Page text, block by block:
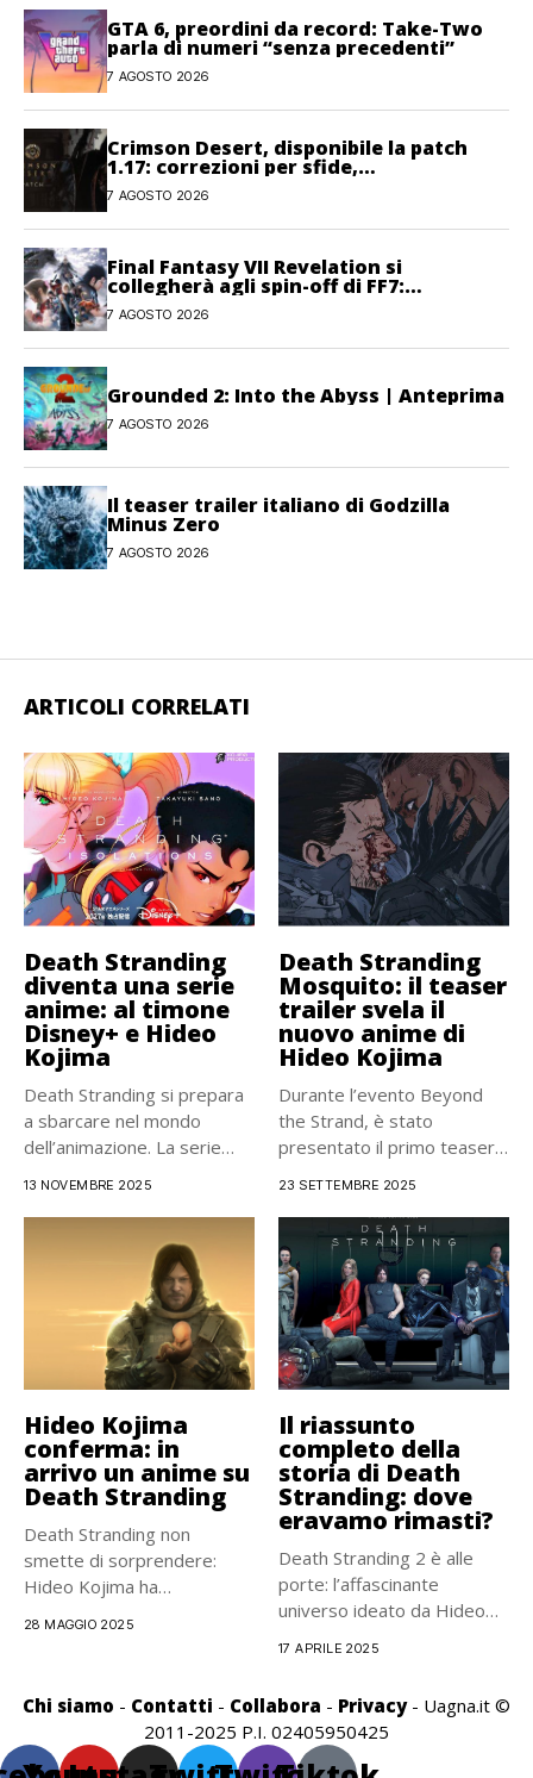
GTA 6, preordini da record: Take-Two
parla di numeri “senza precedenti”
7 AGOSTO 2026
Crimson Desert, disponibile la patch
1.17: correzioni per sfide,
combattimento e interfaccia
7 AGOSTO 2026
Final Fantasy VII Revelation si
collegherà agli spin-off di FF7:
Hamaguchi non si pone limiti
7 AGOSTO 2026
Grounded 2: Into the Abyss | Anteprima
7 AGOSTO 2026
Il teaser trailer italiano di Godzilla
Minus Zero
7 AGOSTO 2026
ARTICOLI CORRELATI
Death Stranding
diventa una serie
anime: al timone
Disney+ e Hideo
Kojima
Death Stranding si prepara
a sbarcare nel mondo
dell’animazione. La serie
13 NOVEMBRE 2025
Death Stranding
Mosquito: il teaser
trailer svela il
nuovo anime di
Hideo Kojima
Durante l’evento Beyond
the Strand, è stato
presentato il primo teaser
23 SETTEMBRE 2025
Hideo Kojima
conferma: in
arrivo un anime su
Death Stranding
Death Stranding non
smette di sorprendere:
Hideo Kojima ha
28 MAGGIO 2025
Il riassunto
completo della
storia di Death
Stranding: dove
eravamo rimasti?
Death Stranding 2 è alle
porte: l’affascinante
universo ideato da Hideo
17 APRILE 2025
Chi siamo - Contatti - Collabora - Privacy- Uagna.it ©
2011-2025 P.I. 02405950425